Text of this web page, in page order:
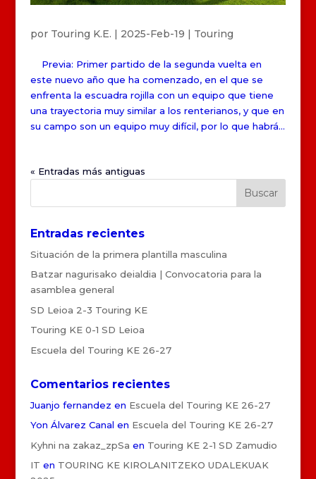
por Touring K.E. | 2025-Feb-19 | Touring
Previa: Primer partido de la segunda vuelta en
este nuevo año que ha comenzado, en el que se
enfrenta la escuadra rojilla con un equipo que tiene
una trayectoria muy similar a los renterianos, y que en
su campo son un equipo muy difícil, por lo que habrá...
« Entradas más antiguas
Entradas recientes
Situación de la primera plantilla masculina
Batzar nagurisako deialdia | Convocatoria para la
asamblea general
SD Leioa 2-3 Touring KE
Touring KE 0-1 SD Leioa
Escuela del Touring KE 26-27
Comentarios recientes
Juanjo fernandez en Escuela del Touring KE 26-27
Yon Álvarez Canal en Escuela del Touring KE 26-27
Kyhni na zakaz_zpSa en Touring KE 2-1 SD Zamudio
IT en TOURING KE KIROLANITZEKO UDALEKUAK